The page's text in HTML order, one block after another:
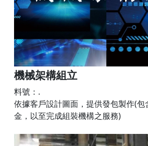
機械架構組立
料號：.
依據客戶設計圖面，提供發包製作(包
金，以至完成組裝機構之服務)